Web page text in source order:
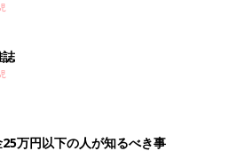
万円以下の人が知るべき事